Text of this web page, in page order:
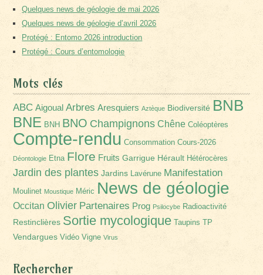
Quelques news de géologie de mai 2026
Quelques news de géologie d’avril 2026
Protégé : Entomo 2026 introduction
Protégé : Cours d’entomologie
Mots clés
ABC Aigoual Arbres Aresquiers Aztèque Biodiversité BNB
BNE BNH BNO Champignons Chêne Coléoptères
Compte-rendu Consommation Cours-2026
Déontologie Etna Flore Fruits Garrigue Hérault Hétérocères
Jardin des plantes Jardins Lavérune Manifestation
Moulinet Moustique Méric News de géologie
Occitan Olivier Partenaires Prog Psilocybe Radioactivité
Restinclières Sortie mycologique Taupins TP
Vendargues Vidéo Vigne Virus
Rechercher